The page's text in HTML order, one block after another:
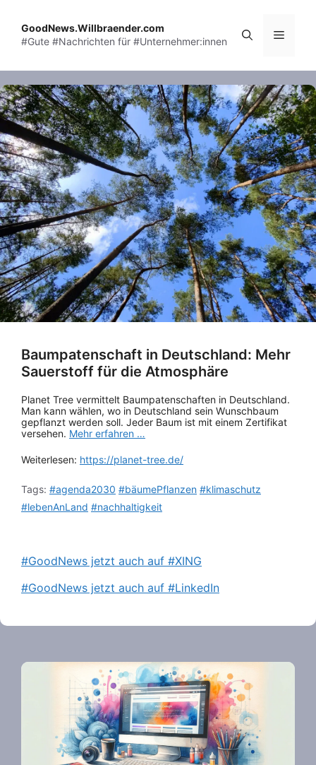
content
GoodNews.Willbraender.com
#Gute #Nachrichten für #Unternehmer:innen
Menu
Baumpatenschaft in Deutschland: Mehr
Sauerstoff für die Atmosphäre
Planet Tree vermittelt Baumpatenschaften in Deutschland.
Man kann wählen, wo in Deutschland sein Wunschbaum
gepflanzt werden soll. Jeder Baum ist mit einem Zertifikat
versehen. Mehr erfahren …
Weiterlesen: https://planet-tree.de/
Tags: #agenda2030 #bäumePflanzen #klimaschutz
#lebenAnLand #nachhaltigkeit
#GoodNews jetzt auch auf #XING
#GoodNews jetzt auch auf #LinkedIn